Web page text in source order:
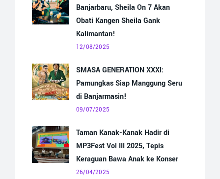
Banjarbaru, Sheila On 7 Akan
Obati Kangen Sheila Gank
Kalimantan!
12/08/2025
SMASA GENERATION XXXI:
Pamungkas Siap Manggung Seru
di Banjarmasin!
09/07/2025
Taman Kanak-Kanak Hadir di
MP3Fest Vol III 2025, Tepis
Keraguan Bawa Anak ke Konser
26/04/2025